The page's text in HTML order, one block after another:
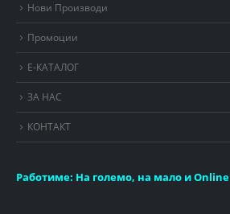
Нови Производи
Промоции
Е-КАТАЛОГ
ЗА НАС
КОНТАКТ
Работиме: На големо, на мало и Online